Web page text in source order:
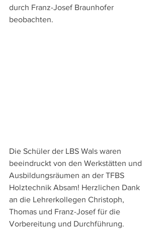
durch Franz-Josef Braunhofer
beobachten.
Die Schüler der LBS Wals waren
beeindruckt von den Werkstätten und
Ausbildungsräumen an der TFBS
Holztechnik Absam! Herzlichen Dank
an die Lehrerkollegen Christoph,
Thomas und Franz-Josef für die
Vorbereitung und Durchführung.